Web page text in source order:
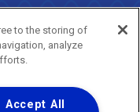
to the storing of
analyze
Accept All